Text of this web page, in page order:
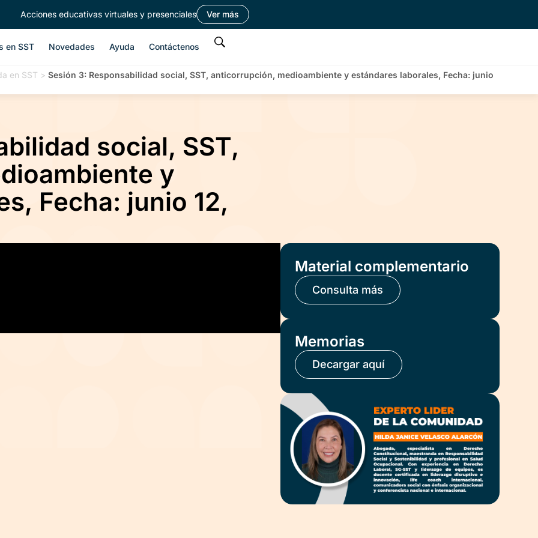
Acciones educativas virtuales y presenciales Ver más
en SST Novedades Ayuda Contáctenos
en SST > Sesión 3: Responsabilidad social, SST, anticorrupción, medioambiente y estándares laborales, Fecha: junio
social, SST,
y
Fecha: junio 12,
Material complementario
Consulta más
Memorias
Decargar aquí